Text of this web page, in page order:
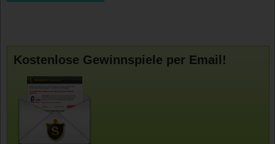
Kostenlose Gewinnspiele per Email!